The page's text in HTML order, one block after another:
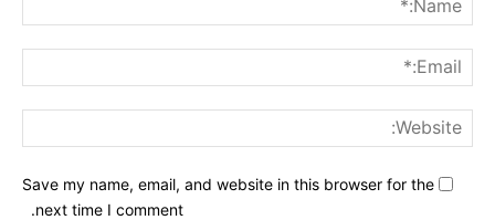
Save my name, email, and website in this browser for the
next time I comment.